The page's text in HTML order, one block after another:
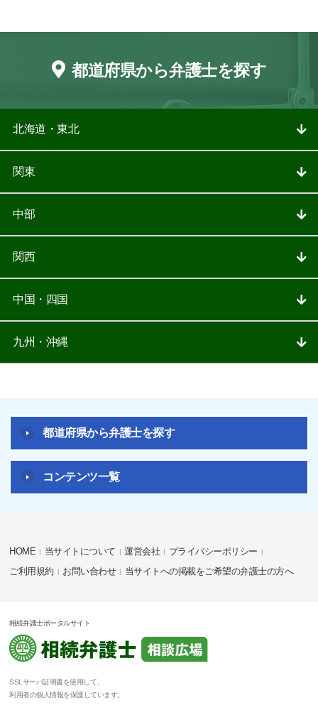
都道府県から弁護士を探す
北海道・東北
関東
中部
関西
中国・四国
九州・沖縄
都道府県から弁護士を探す
コンテンツ一覧
HOME 当サイトについて 運営会社
プライバシーポリシー
ご利用規約
お問い合わせ 当サイトへの掲載をご希望の弁護士の方へ
相続弁護士ポータルサイト
SSLサーバ証明書を使用して、
利用者の個人情報を保護しています。